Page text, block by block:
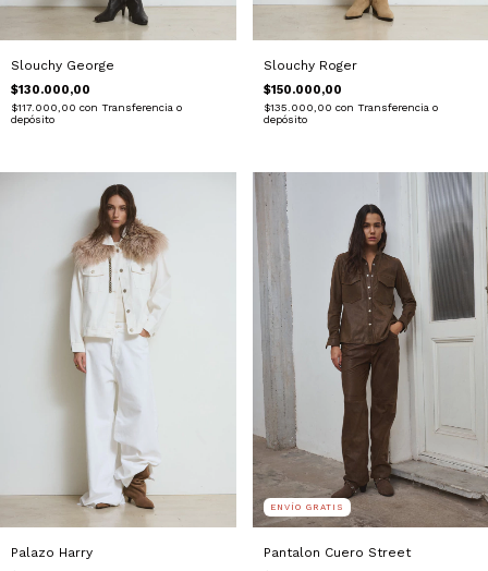
Slouchy George
$130.000,00
$117.000,00 con Transferencia o
depósito
Slouchy Roger
$150.000,00
$135.000,00 con Transferencia o
depósito
Palazo Harry
ENVÍO GRATIS
Pantalon Cuero Street